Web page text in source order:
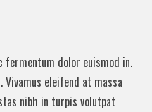
fermentum dolor euismod in.
eleifend at massa
nibh in turpis volutpat